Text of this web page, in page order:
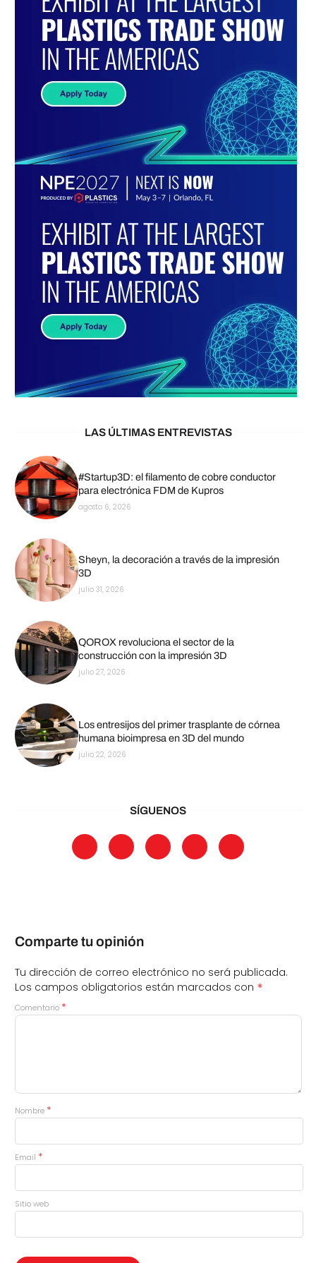
LAS ÚLTIMAS ENTREVISTAS
#Startup3D: el filamento de cobre conductor
para electrónica FDM de Kupros
agosto 6, 2026
Sheyn, la decoración a través de la impresión
3D
julio 31, 2026
QOROX revoluciona el sector de la
construcción con la impresión 3D
julio 27, 2026
Los entresijos del primer trasplante de córnea
humana bioimpresa en 3D del mundo
julio 22, 2026
SÍGUENOS
Comparte tu opinión
Tu dirección de correo electrónico no será publicada.
Los campos obligatorios están marcados con *
Comentario *
Nombre *
Email *
Sitio web